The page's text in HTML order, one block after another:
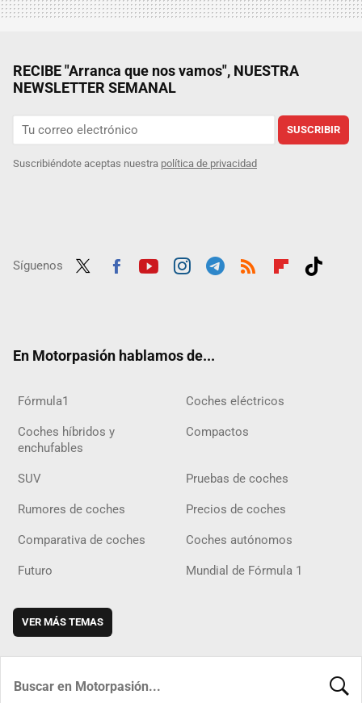
RECIBE "Arranca que nos vamos", NUESTRA
NEWSLETTER SEMANAL
SUSCRIBIR
Suscribiéndote aceptas nuestra política de privacidad
Síguenos
En Motorpasión hablamos de...
Fórmula1 Coches eléctricos
Coches híbridos y
enchufables
Compactos
SUV Pruebas de coches
Rumores de coches Precios de coches
Comparativa de coches Coches autónomos
Futuro Mundial de Fórmula 1
VER MÁS TEMAS